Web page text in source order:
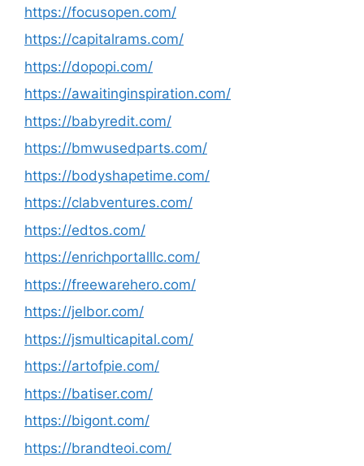
https://focusopen.com/
https://capitalrams.com/
https://dopopi.com/
https://awaitinginspiration.com/
https://babyredit.com/
https://bmwusedparts.com/
https://bodyshapetime.com/
https://clabventures.com/
https://edtos.com/
https://enrichportalllc.com/
https://freewarehero.com/
https://jelbor.com/
https://jsmulticapital.com/
https://artofpie.com/
https://batiser.com/
https://bigont.com/
https://brandteoi.com/